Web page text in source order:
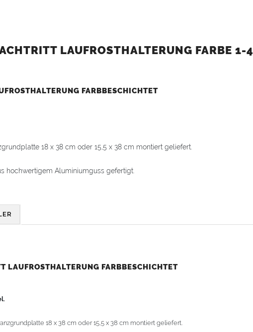
LAUFROSTHALTERUNG FARBE 1-4
FARBBESCHICHTET
18 x 38 cm oder 15,5 x 38 cm montiert geliefert.
hochwertigem Aluminiumguss gefertigt.
A2 Schraube (5 x 40 mm) an der Zusatzlatte.
anthrazit, 04 ziegel-kupferrot (bitte im Auswahlfeld angeben)
LAUFROSTHALTERUNG FARBBESCHICHTET
18 x 38 cm oder 15,5 x 38 cm montiert geliefert.